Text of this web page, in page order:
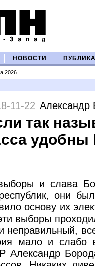
НОВОСТИ
2026
11-22 Александр
так
и слава
они
основу их
выборы
неправильный,
мало и слабо
Александр